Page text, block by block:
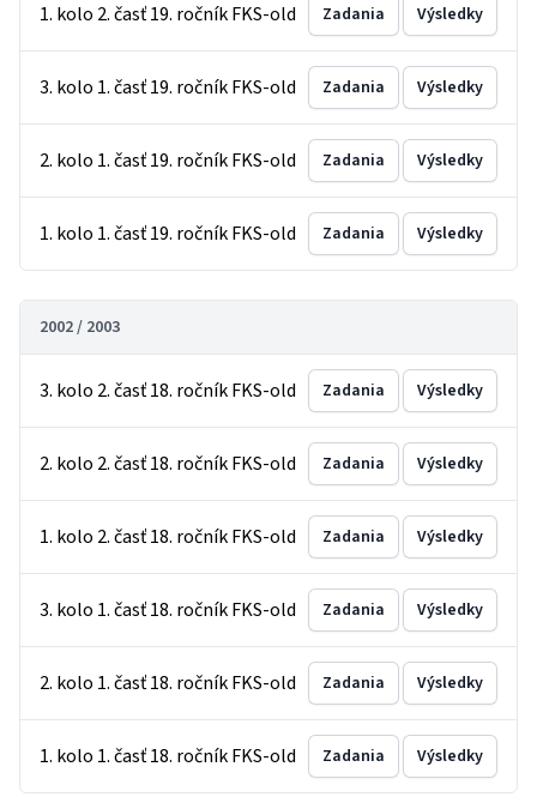
1. kolo 2. časť 19. ročník FKS-old Zadania Výsledky
3. kolo 1. časť 19. ročník FKS-old Zadania Výsledky
2. kolo 1. časť 19. ročník FKS-old Zadania Výsledky
1. kolo 1. časť 19. ročník FKS-old Zadania Výsledky
2002 / 2003
3. kolo 2. časť 18. ročník FKS-old Zadania Výsledky
2. kolo 2. časť 18. ročník FKS-old Zadania Výsledky
1. kolo 2. časť 18. ročník FKS-old Zadania Výsledky
3. kolo 1. časť 18. ročník FKS-old Zadania Výsledky
2. kolo 1. časť 18. ročník FKS-old Zadania Výsledky
1. kolo 1. časť 18. ročník FKS-old Zadania Výsledky